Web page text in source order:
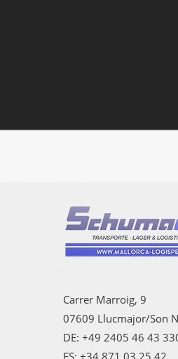
Carrer Marroig, 9
07609 Llucmajor/Son
DE: +49 2405 46 43
ES: +34 871 03 25 42